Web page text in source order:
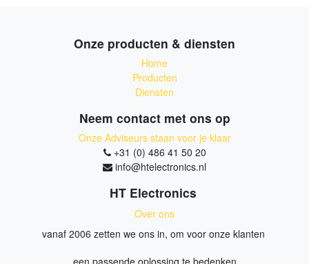
Onze producten & diensten
Home
Producten
Diensten
Neem contact met ons op
Onze Adviseurs staan voor je klaar
+31 (0) 486 41 50 20
info@htelectronics.nl
HT Electronics
Over ons
vanaf 2006 zetten we ons in, om voor onze klanten
een passende oplossing te bedenken